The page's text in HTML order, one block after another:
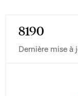
8190
Dernière mise à